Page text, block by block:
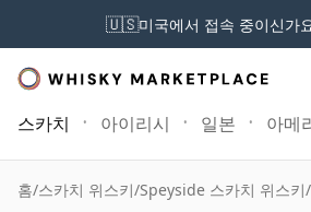
🇺🇸미국에서 접속 중이신가
스카치 아이리시 일본 아메
홈/스카치 위스키/Speyside 스카치 위스키/